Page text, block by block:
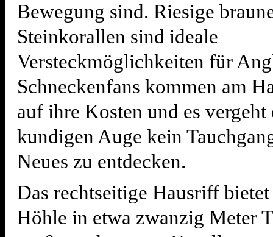
Bewegung sind. Riesige
Steinkorallen sind ideale
Versteckmöglichkeiten für
Schneckenfans kommen am
auf ihre Kosten und es vergeht
kundigen Auge kein
Neues zu entdecken.
Das rechtseitige Hausriff
Höhle in etwa zwanzig Meter